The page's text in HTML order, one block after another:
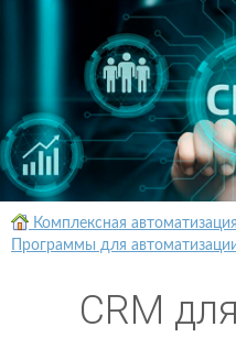
Комплексная автоматизация
Программы для
CRM